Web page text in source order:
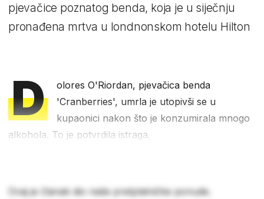
pjevačice poznatog benda, koja je u siječnju
pronađena mrtva u londnonskom hotelu Hilton
D
olores O'Riordan, pjevačica benda
'Cranberries', umrla je utopivši se u
kupaonici nakon što je konzumirala mnogo
alkohola. To je potvrdila istraga.
Ovaj je članak dio naše pretplatničke ponude.